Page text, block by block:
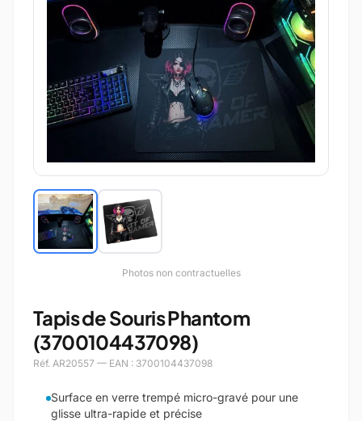
Photos non contractuelles
Tapis de Souris Phantom
(3700104437098)
Réf. AR20557 — EAN : 3700104437098
Surface en verre trempé micro-gravé pour une
glisse ultra-rapide et précise